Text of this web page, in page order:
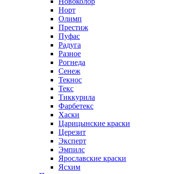
Норт
Олимп
Престиж
Пуфас
Радуга
Разное
Рогнеда
Сенеж
Текнос
Текс
Тиккурила
Фарбетекс
Хаски
Царицынские краски
Церезит
Эксперт
Эмпилс
Ярославские краски
Ясхим